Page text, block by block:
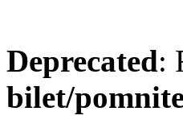
Deprecated:
bilet/